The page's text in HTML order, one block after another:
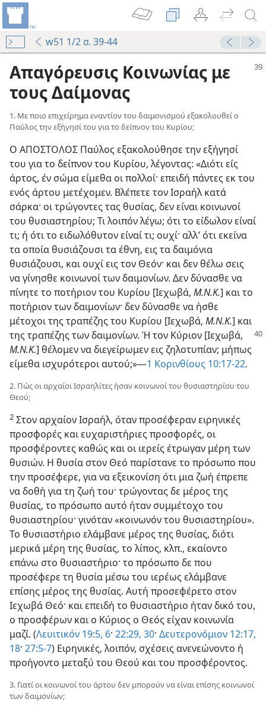
w51 1/2 σ. 39-44
Απαγόρευσις Κοινωνίας με
τους Δαίμονας
1. Με ποιο επιχείρημα εναντίον του δαιμονισμού εξακολουθεί ο
Παύλος την εξήγησί του για το δείπνον του Κυρίου;
Ο ΑΠΟΣΤΟΛΟΣ Παύλος εξακολούθησε την εξήγησί
του για το δείπνον του Κυρίου, λέγοντας: «Διότι είς
άρτος, έν σώμα είμεθα οι πολλοί· επειδή πάντες εκ του
ενός άρτου μετέχομεν. Βλέπετε τον Ισραήλ κατά
σάρκα· οι τρώγοντες τας θυσίας, δεν είναι κοινωνοί
του θυσιαστηρίου; Τι λοιπόν λέγω; ότι το είδωλον είναί
τι; ή ότι το ειδωλόθυτον είναί τι; ουχί· αλλ’ ότι εκείνα
τα οποία θυσιάζουσι τα έθνη, εις τα δαιμόνια
θυσιάζουσι, και ουχί εις τον Θεόν· και δεν θέλω σεις
να γίνησθε κοινωνοί των δαιμονίων. Δεν δύνασθε να
πίνητε το ποτήριον του Κυρίου [Ιεχωβά, Μ.Ν.Κ.] και το
ποτήριον των δαιμονίων· δεν δύνασθε να ήσθε
μέτοχοι της τραπέζης του Κυρίου [Ιεχωβά, Μ.Ν.Κ.] και
της τραπέζης τωνδαιμονίων. Ή τον Κύριον [Ιεχωβά,
Μ.Ν.Κ.] θέλομεν να διεγείρωμεν εις ζηλοτυπίαν; μήπως
είμεθα ισχυρότεροι αυτού;»—1 Κορινθίους 10:17-22.
2. Πώς οι αρχαίοι Ισραηλίτες ήσαν κοινωνοί του θυσιαστηρίου του
Θεού;
2 Στον αρχαίον Ισραήλ, όταν προσέφεραν ειρηνικές
προσφορές και ευχαριστήριες προσφορές, οι
προσφέροντες καθώς και οι ιερείς έτρωγαν μέρη των
θυσιών. Η θυσία στον Θεό παρίστανε το πρόσωπο που
την προσέφερε, για να εξεικονίση ότι μια ζωή έπρεπε
να δοθή για τη ζωή του· τρώγοντας δε μέρος της
θυσίας, το πρόσωπο αυτό ήταν συμμέτοχο του
θυσιαστηρίου· γινόταν «κοινωνόν του θυσιαστηρίου».
Το θυσιαστήριο ελάμβανε μέρος της θυσίας, διότι
μερικά μέρη της θυσίας, το λίπος, κλπ., εκαίοντο
επάνω στο θυσιαστήριο· το πρόσωπο δε που
προσέφερε τη θυσία μέσω του ιερέως ελάμβανε
επίσης μέρος της θυσίας. Αυτή προσεφέρετο στον
Ιεχωβά Θεό· και επειδή το θυσιαστήριο ήταν δικό του,
ο προσφέρων και ο Κύριος ο Θεός είχαν κοινωνία
μαζί. (Λευιτικόν 19:5, 6· 22:29, 30· Δευτερονόμιον 12:17,
18· 27:5-7) Ειρηνικές, λοιπόν, σχέσεις ανενεώνοντο ή
προήγοντο μεταξύ του Θεού και του προσφέροντος.
3. Γιατί οι κοινωνοί του άρτου δεν μπορούν να είναι επίσης κοινωνοί
των δαιμονίων;